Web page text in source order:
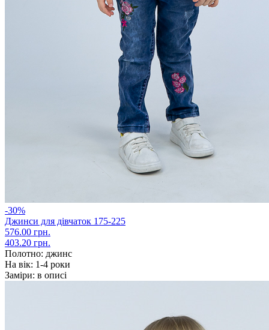
-30%
Джинси для дівчаток 175-225
576.00 грн.
403.20 грн.
Полотно: джинс
На вік: 1-4 роки
Заміри: в описі